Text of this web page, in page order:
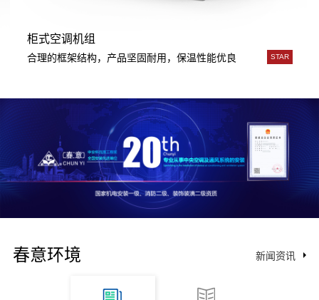
段、消身段、风机段、喷淋段、热回收段、轮转出时段等功能段独
柜式空调机组
合理的框架结构，产品坚固耐用，保温性能优良 STAR
春意环境 新闻资讯